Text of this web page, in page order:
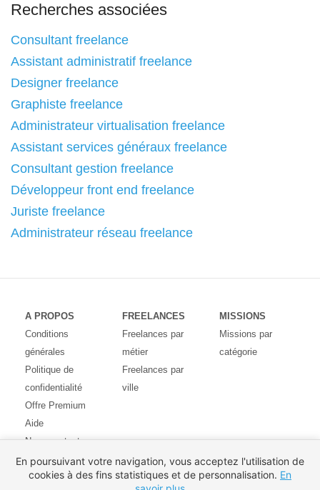
Recherches associées
Consultant freelance
Assistant administratif freelance
Designer freelance
Graphiste freelance
Administrateur virtualisation freelance
Assistant services généraux freelance
Consultant gestion freelance
Développeur front end freelance
Juriste freelance
Administrateur réseau freelance
A PROPOS
Conditions
générales
Politique de
confidentialité
Offre Premium
Aide
Nous contacter
Avis des
utilisateurs
FREELANCES
Freelances par
métier
Freelances par
ville
MISSIONS
Missions par
catégorie
En poursuivant votre navigation, vous acceptez l'utilisation de
cookies à des fins statistiques et de personnalisation. En